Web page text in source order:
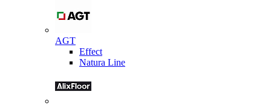
AGT
Effect
Natura Line